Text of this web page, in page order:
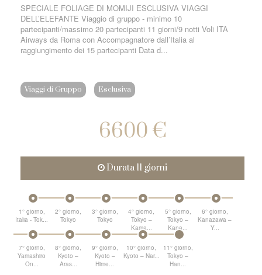
SPECIALE FOLIAGE DI MOMIJI ESCLUSIVA VIAGGI
DELL’ELEFANTE Viaggio di gruppo - minimo 10
partecipanti/massimo 20 partecipanti 11 giorni/9 notti Voli ITA
Airways da Roma con Accompagnatore dall’Italia al
raggiungimento dei 15 partecipanti Data d...
Viaggi di Gruppo Esclusiva
6600 €
Durata 11 giorni
1° giorno,
Italia - Tok...
2° giorno,
Tokyo
3° giorno,
Tokyo
4° giorno,
Tokyo –
Kama...
5° giorno,
Tokyo –
Kana...
6° giorno,
Kanazawa –
Y...
7° giorno,
Yamashiro
On...
8° giorno,
Kyoto –
Aras...
9° giorno,
Kyoto –
Hime...
10° giorno,
Kyoto – Nar...
11° giorno,
Tokyo –
Han...